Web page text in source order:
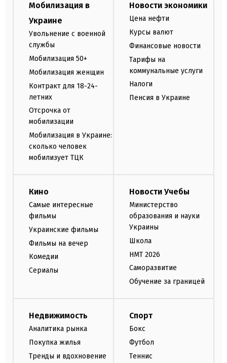
Мобилизация в
Украине
Увольнение с военной
службы
Мобилизация 50+
Мобилизация женщин
Контракт для 18-24-
летних
Отсрочка от
мобилизации
Мобилизация в Украине:
сколько человек
мобилизует ТЦК
Новости экономики
Цена нефти
Курсы валют
Финансовые новости
Тарифы на
коммунальные услуги
Налоги
Пенсия в Украине
Кино
Самые интересные
фильмы
Украинские фильмы
Фильмы на вечер
Комедии
Сериалы
Новости Учебы
Министерство
образования и науки
Украины
Школа
НМТ 2026
Саморазвитие
Обучение за границей
Недвижимость
Аналитика рынка
Покупка жилья
Тренды и вдохновение
Спорт
Бокс
Футбол
Теннис